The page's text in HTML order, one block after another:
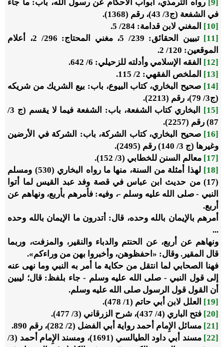
[9]
رواه الترمذي، أبواب الأحكام عن رسول الله، باب: ما جاء
في الشفعة (ج3/ 43)، رقم (1368).
[10]
المغني لابن قدامة: 284/ 5.
[11]
تبيين الحقائق: 239/ 5، مغني المحتاج: 296/ 2، أعلام
الموقعين: 120/ 2.
[12]
الفقه الإسلامي وأدلته للزحيلي: 6/ 642.
[13]
الملخص الفقهي: 2/ 115.
[14]
صحيح البخاري، كتاب البيوع، باب: بيع الشريك من شريكه
(ج3/ 79)، رقم (2213).
[15]
البخاري كتاب الشفعة، باب: الشفعة فيما لا يقسم (ج 3/
87) رقم (2257).
[16]
صحيح البخاري، كتاب الشركة، باب: الشركة في الأرضين
وغيرها (ج 3/ 140) رقم (2495).
[17]
معالم السنن للخطابي (3/ 152).
[18]
لهذا أمثلة من السنة، منها ما رواه البخاري (530) ومسلم
(17) من حديث ابن عباس في قصة وفد عبد القيس لما أتوا
النبي - صلى الله عليه وسلم -، وفيه: فأمرهم بأربع، ونهاهم عن
أربع.
أمرهم بالإيمان بالله وحده، قال: أتدرون ما الإيمان بالله وحده
...
ونهاهم عن أربع، عن الحنتم والدباء والنقير، والمزفت، وربما
قال المقير. وقال: «احفظوهن، وأخبروا بهن من وراءكم».
فهنا الصحابي لما انتقل من حكاية ما أمر به النبي وما نهى عنه
إلى قول النبي - صلى الله عليه وسلم - جاء بلفظ: قال؛ ليبين
أن القول قول الرسول صلى الله عليه وسلم.
[19]
العلل لابن أبي حاتم (1/ 478).
[20]
فتح الباري (4/ 437)، شرح الزرقاني (3/ 477).
[21]
مسائل الإِمام أحمد رواية أبي الفضل (2/ 282)، رقم 890.
[22]
مسند أبي داود الطيالسي (1691)، ومسند الإِمام أحمد (3/